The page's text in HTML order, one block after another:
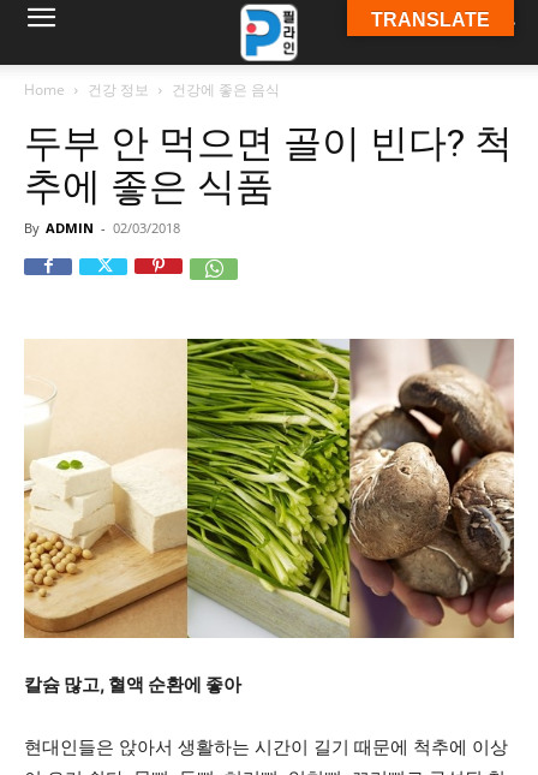
Home 건강 정보 건강에 좋은 음식
두부 안 먹으면 골이 빈다? 척
추에 좋은 식품
By ADMIN - 02/03/2018
칼슘 많고, 혈액 순환에 좋아
현대인들은 앉아서 생활하는 시간이 길기 때문에 척추에 이상
TRANSLATE